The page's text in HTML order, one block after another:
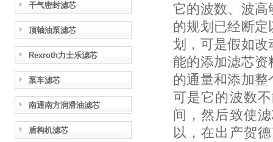
干气密封滤芯
顶轴油泵滤芯
Rexroth力士乐滤芯
泵车滤芯
南通南方润滑油滤芯
盾构机滤芯
它的波数、波
的规划已经断
划，可是假如
能的添加滤芯
的通量和添加
可是它的波数
间，然后致使
以，在出产贺